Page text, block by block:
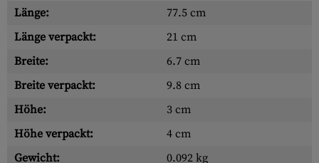
Länge:
77.5 cm
Länge verpackt:
21 cm
Breite:
6.7 cm
Breite verpackt:
9.8 cm
Höhe:
3 cm
Höhe verpackt:
4 cm
Gewicht:
0.092 kg